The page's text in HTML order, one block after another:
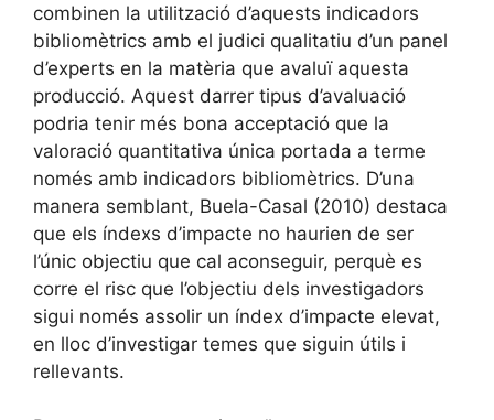
combinen la utilització d’aquests indicadors
bibliomètrics amb el judici qualitatiu d’un panel
d’experts en la matèria que avaluï aquesta
producció. Aquest darrer tipus d’avaluació
podria tenir més bona acceptació que la
valoració quantitativa única portada a terme
només amb indicadors bibliomètrics. D’una
manera semblant, Buela-Casal (2010) destaca
que els índexs d’impacte no haurien de ser
l’únic objectiu que cal aconseguir, perquè es
corre el risc que l’objectiu dels investigadors
sigui només assolir un índex d’impacte elevat,
en lloc d’investigar temes que siguin útils i
rellevants.